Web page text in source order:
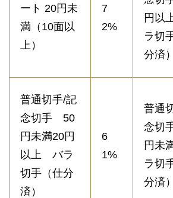
ート 20円未
満（10面以
上）
7
2%
円以
ラ切
分済）
普通切手/記
念切手 50
円未満20円
以上 バラ
切手（仕分
済）
6
1%
普通
念切
円未
ラ切
分済）